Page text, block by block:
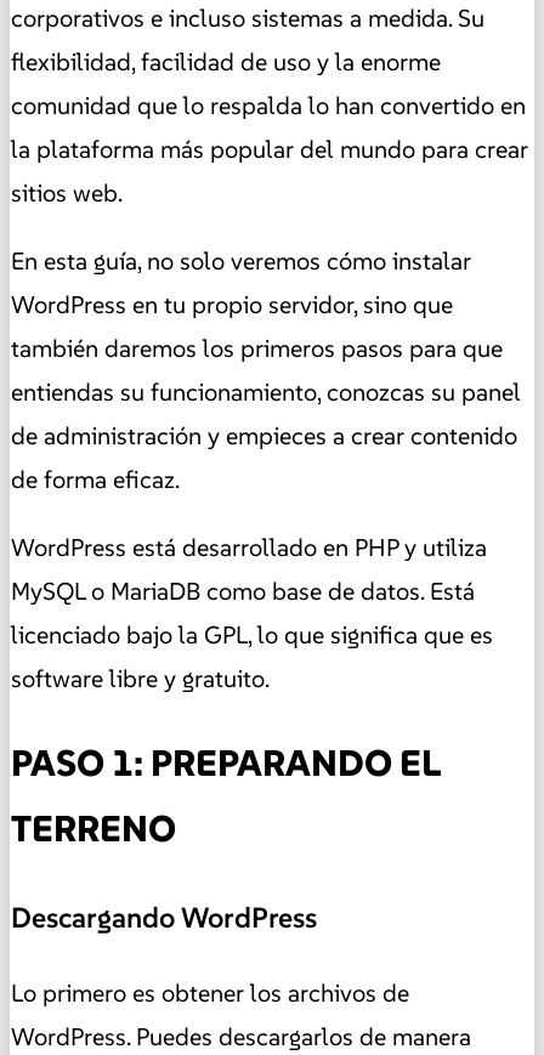
corporativos e incluso sistemas a medida. Su
flexibilidad, facilidad de uso y la enorme
comunidad que lo respalda lo han convertido en
la plataforma más popular del mundo para crear
sitios web.
En esta guía, no solo veremos cómo instalar
WordPress en tu propio servidor, sino que
también daremos los primeros pasos para que
entiendas su funcionamiento, conozcas su panel
de administración y empieces a crear contenido
de forma eficaz.
WordPress está desarrollado en PHP y utiliza
MySQL o MariaDB como base de datos. Está
licenciado bajo la GPL, lo que significa que es
software libre y gratuito.
PASO 1: PREPARANDO EL
TERRENO
Descargando WordPress
Lo primero es obtener los archivos de
WordPress. Puedes descargarlos de manera